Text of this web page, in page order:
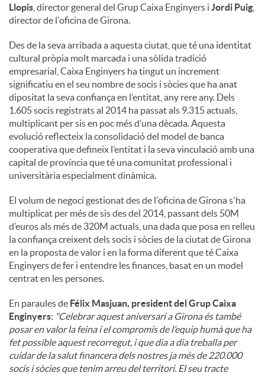
Llopis , director general del Grup Caixa Enginyers i Jordi Puig
director de l'oficina de Girona.
Des de la seva arribada a aquesta ciutat, que té una identitat
cultural pròpia molt marcada i una sòlida tradició
empresarial, Caixa Enginyers ha tingut un increment
significatiu en el seu nombre de socis i sòcies que ha anat
dipositat la seva confiança en l’entitat, any rere any. Dels
1.605 socis registrats al 2014 ha passat als 9.315 actuals,
multiplicant per sis en poc més d’una dècada. Aquesta
evolució reflecteix la consolidació del model de banca
cooperativa que defineix l’entitat i la seva vinculació amb una
capital de província que té una comunitat professional i
universitària especialment dinàmica.
El volum de negoci gestionat des de l'oficina de Girona s'ha
multiplicat per més de sis des del 2014, passant dels 50M
d’euros als més de 320M actuals, una dada que posa en relleu
la confiança creixent dels socis i sòcies de la ciutat de Girona
en la proposta de valor i en la forma diferent que té Caixa
Enginyers de fer i entendre les finances, basat en un model
centrat en les persones.
En paraules de Félix Masjuan, president del Grup Caixa
Enginyers: "Celebrar aquest aniversari a Girona és també
posar en valor la feina i el compromís de l’equip humà que ha
fet possible aquest recorregut, i que dia a dia treballa per
cuidar de la salut financera dels nostres ja més de 220.000
socis i sòcies que tenim arreu del territori. El seu tracte